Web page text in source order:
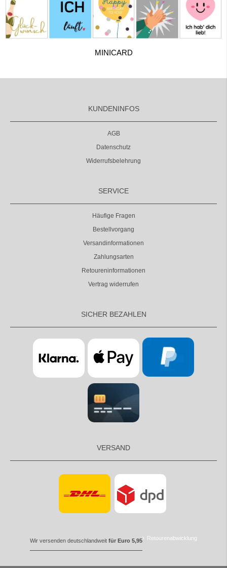
MINICARD
KUNDENINFOS
AGB
Datenschutz
Widerrufsbelehrung
SERVICE
Häufige Fragen
Bestellvorgang
Versandinformationen
Zahlungsarten
Retoureninformationen
Vertrag widerrufen
SICHER BEZAHLEN
VERSAND
Wir versenden deutschlandweit für Euro 5,95 Retourenabwicklung